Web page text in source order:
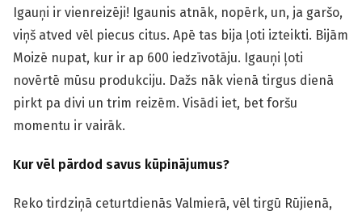
Igauņi ir vienreizēji! Igaunis atnāk, nopērk, un, ja garšo,
viņš atved vēl piecus citus. Apē tas bija ļoti izteikti. Bijām
Moizē nupat, kur ir ap 600 iedzīvotāju. Igauņi ļoti
novērtē mūsu produkciju. Dažs nāk vienā tirgus dienā
pirkt pa divi un trim reizēm. Visādi iet, bet foršu
momentu ir vairāk.
Kur vēl pārdod savus kūpinājumus?
Reko tirdziņā ceturtdienās Valmierā, vēl tirgū Rūjienā,